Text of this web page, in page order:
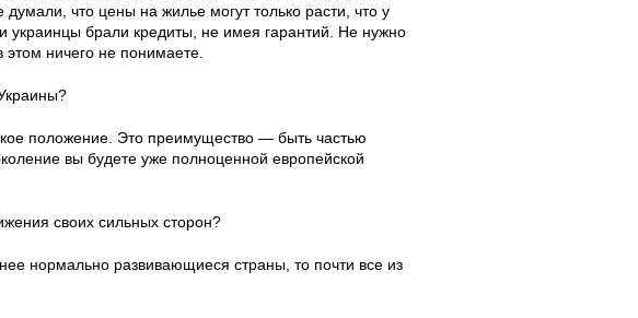
что цены на жилье могут только расти, что у
украинцы брали кредиты, не имея гарантий. Не нужно
этом ничего не понимаете.
положение. Это преимущество — быть частью
вы будете уже полноценной европейской
своих сильных сторон?
нормально развивающиеся страны, то почти все из